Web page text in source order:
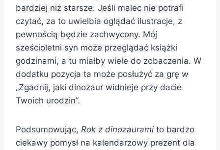
bardziej niż starsze. Jeśli malec nie potrafi
czytać, za to uwielbia oglądać ilustracje, z
pewnością będzie zachwycony. Mój
sześcioletni syn może przeglądać książki
godzinami, a tu miałby wiele do zobaczenia. W
dodatku pozycja ta może posłużyć za grę w
„Zgadnij, jaki dinozaur widnieje przy dacie
Twoich urodzin”.
Podsumowując, Rok z dinozaurami to bardzo
ciekawy pomysł na kalendarzowy prezent dla